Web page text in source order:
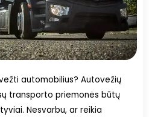
automobilius? Autovežių
transporto priemonės būtų
Nesvarbu, ar reikia